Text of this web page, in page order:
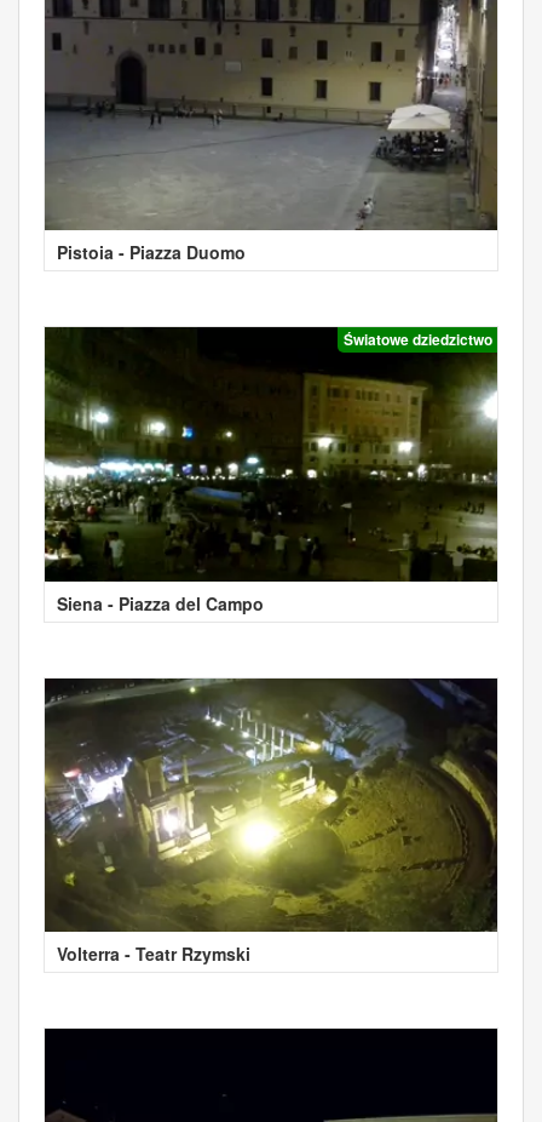
Pistoia - Piazza Duomo
Światowe dziedzictwo
Siena - Piazza del Campo
Volterra - Teatr Rzymski